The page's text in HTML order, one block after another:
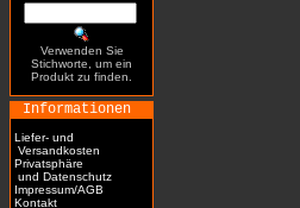
Verwenden Sie
Stichworte, um ein
Produkt zu finden.
Informationen
Liefer- und
Versandkosten
Privatsphäre
und Datenschutz
Impressum/AGB
Kontakt